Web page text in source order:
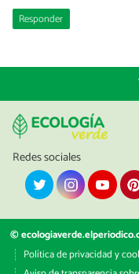
Responder
Redes sociales
©
Política de privacidad y